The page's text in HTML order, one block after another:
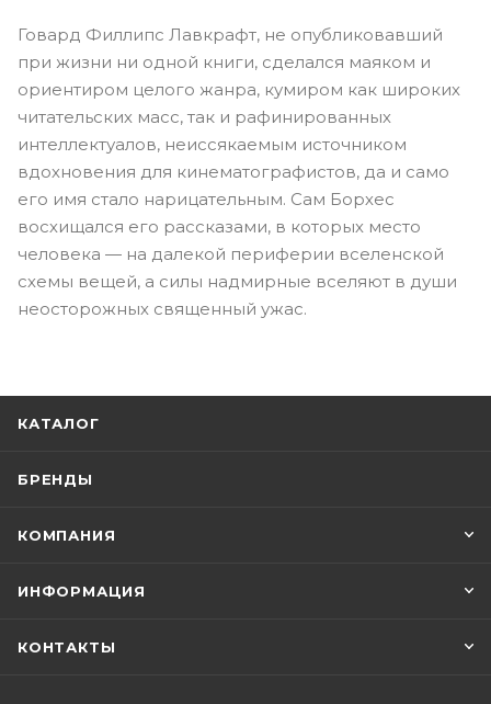
Говард Филлипс Лавкрафт, не опубликовавший
при жизни ни одной книги, сделался маяком и
ориентиром целого жанра, кумиром как широких
читательских масс, так и рафинированных
интеллектуалов, неиссякаемым источником
вдохновения для кинематографистов, да и само
его имя стало нарицательным. Сам Борхес
восхищался его рассказами, в которых место
человека — на далекой периферии вселенской
схемы вещей, а силы надмирные вселяют в души
неосторожных священный ужас.
КАТАЛОГ
БРЕНДЫ
КОМПАНИЯ
ИНФОРМАЦИЯ
КОНТАКТЫ